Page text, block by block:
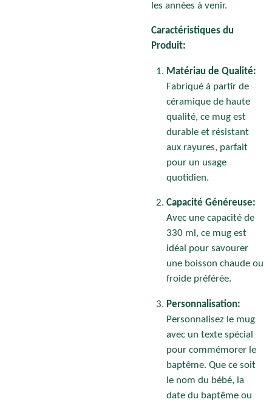
les années à venir.
Caractéristiques du
Produit:
Matériau de Qualité:
Fabriqué à partir de
céramique de haute
qualité, ce mug est
durable et résistant
aux rayures, parfait
pour un usage
quotidien.
Capacité Généreuse:
Avec une capacité de
330 ml, ce mug est
idéal pour savourer
une boisson chaude ou
froide préférée.
Personnalisation:
Personnalisez le mug
avec un texte spécial
pour commémorer le
baptême. Que ce soit
le nom du bébé, la
date du baptême ou